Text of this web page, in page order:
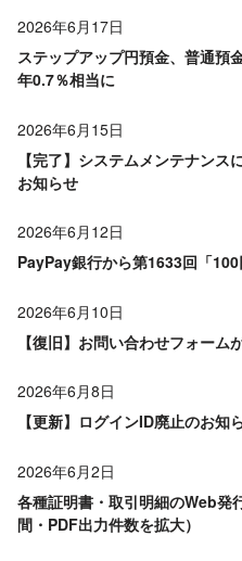
2026年6月17日
ステップアップ円預金、普通預
年0.7％相当に
2026年6月15日
【完了】システムメンテナン
お知らせ
2026年6月12日
PayPay銀行から第1633回「
2026年6月10日
【復旧】お問い合わせフォーム
2026年6月8日
【更新】ログインID廃止のお知
2026年6月2日
各種証明書・取引明細のWeb発
間・PDF出力件数を拡大）